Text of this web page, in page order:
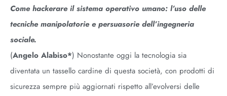
Come hackerare il sistema operativo umano: l’uso delle
tecniche manipolatorie e persuasorie dell’ingegneria
sociale.
(Angelo Alabiso*) Nonostante oggi la tecnologia sia
diventata un tassello cardine di questa società, con prodotti di
sicurezza sempre più aggiornati rispetto all’evolversi delle